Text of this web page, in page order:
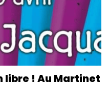
libre ! Au Martinet